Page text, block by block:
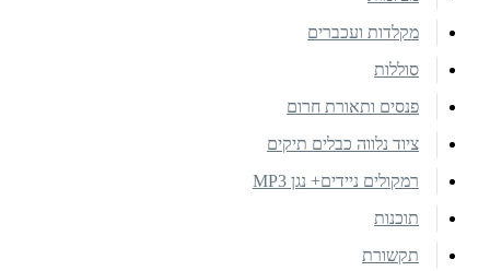
מקלדות ועכברים
סוללות
פנסים ותאורת חרום
ציוד נלווה כבלים תיקים
רמקולים ניידים+ נגן MP3
תוכנות
תקשורת